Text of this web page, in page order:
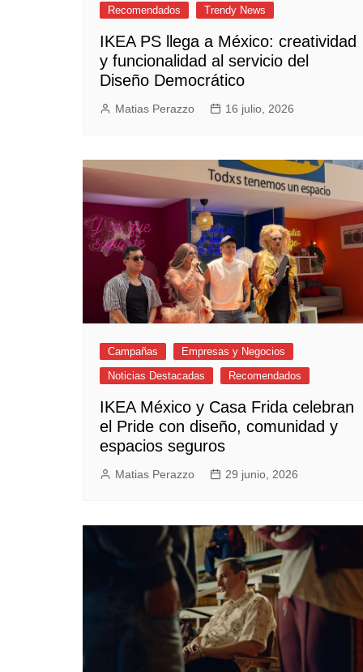
Recomendados
Trendy News
IKEA PS llega a México: creatividad
y funcionalidad al servicio del
Diseño Democrático
Matias Perazzo 16 julio, 2026
Campañas
Empresas y Negocios
Noticias Destacadas
Recomendados
IKEA México y Casa Frida celebran
el Pride con diseño, comunidad y
espacios seguros
Matias Perazzo 29 junio, 2026